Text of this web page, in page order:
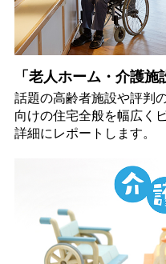
「老人ホーム・介護
話題の高齢者施設や評判
向けの住宅全般を幅広く
詳細にレポートします。